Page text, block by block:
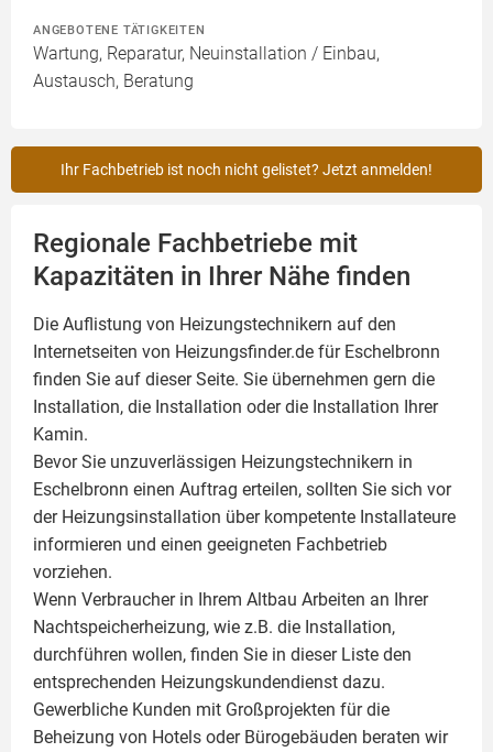
ANGEBOTENE TÄTIGKEITEN
Wartung, Reparatur, Neuinstallation / Einbau,
Austausch, Beratung
Ihr Fachbetrieb ist noch nicht gelistet? Jetzt anmelden!
Regionale Fachbetriebe mit
Kapazitäten in Ihrer Nähe finden
Die Auflistung von Heizungstechnikern auf den
Internetseiten von Heizungsfinder.de für Eschelbronn
finden Sie auf dieser Seite. Sie übernehmen gern die
Installation, die Installation oder die Installation Ihrer
Kamin.
Bevor Sie unzuverlässigen Heizungstechnikern in
Eschelbronn einen Auftrag erteilen, sollten Sie sich vor
der Heizungsinstallation über kompetente Installateure
informieren und einen geeigneten Fachbetrieb
vorziehen.
Wenn Verbraucher in Ihrem Altbau Arbeiten an Ihrer
Nachtspeicherheizung, wie z.B. die Installation,
durchführen wollen, finden Sie in dieser Liste den
entsprechenden Heizungskundendienst dazu.
Gewerbliche Kunden mit Großprojekten für die
Beheizung von Hotels oder Bürogebäuden beraten wir